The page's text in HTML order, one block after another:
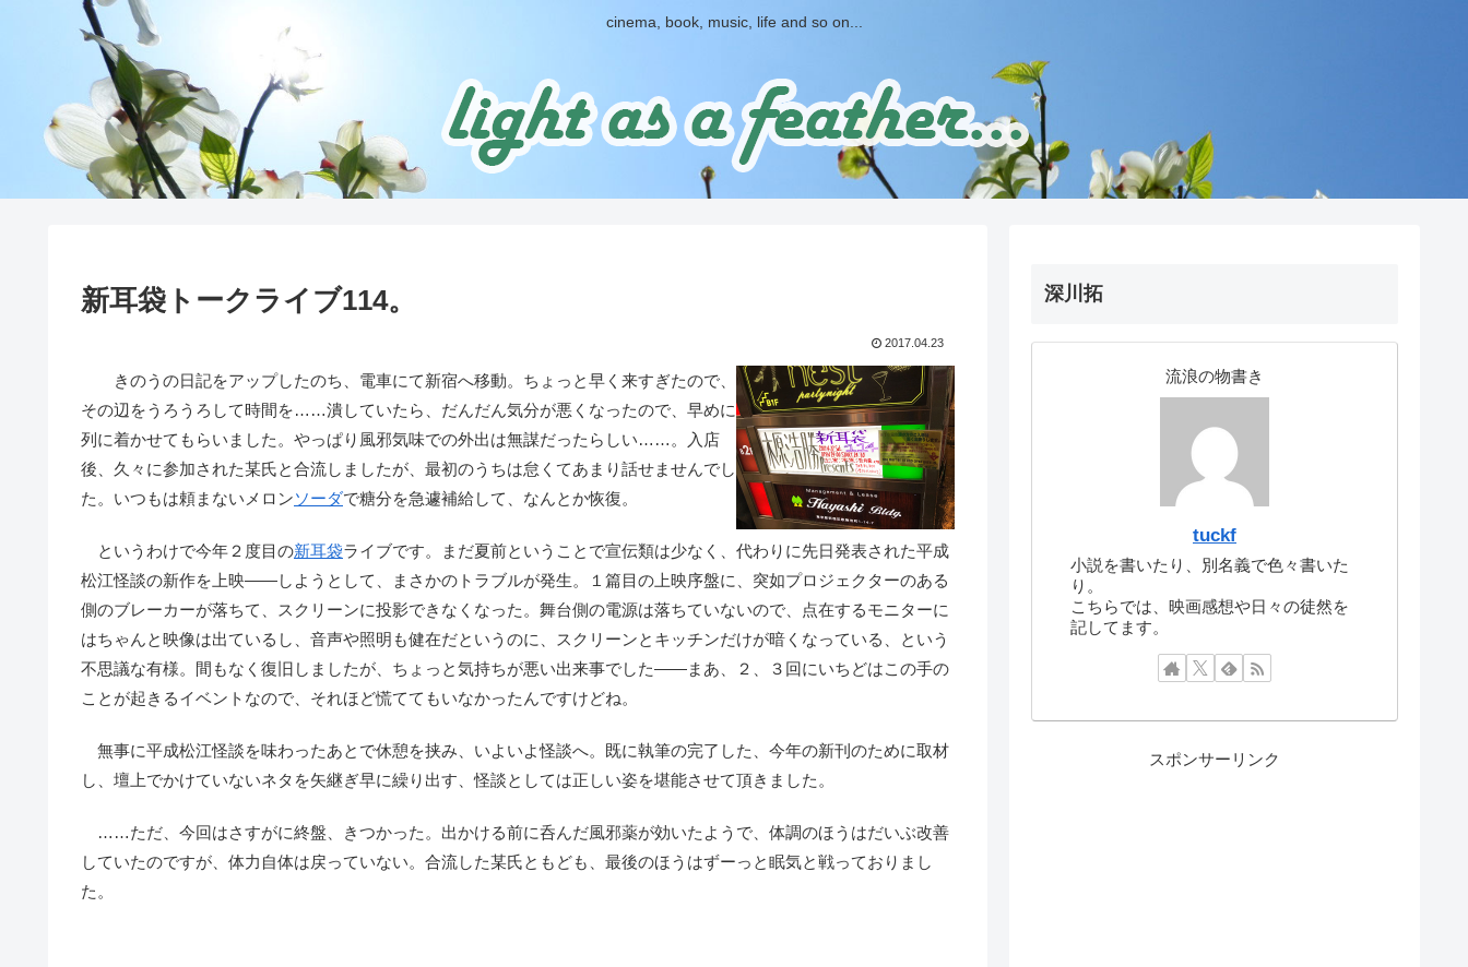
cinema, book, music, life and so on...
新耳袋トークライブ114。
2017.04.23
きのうの日記をアップしたのち、電車にて新宿へ移動。ちょっと早く来すぎたので、
その辺をうろうろして時間を……潰していたら、だんだん気分が悪くなったので、早めに
列に着かせてもらいました。やっぱり風邪気味での外出は無謀だったらしい……。入店
後、久々に参加された某氏と合流しましたが、最初のうちは怠くてあまり話せませんでし
た。いつもは頼まないメロンソーダで糖分を急遽補給して、なんとか恢復。
というわけで今年２度目の新耳袋ライブです。まだ夏前ということで宣伝類は少なく、代わりに先日発表された平成
松江怪談の新作を上映――しようとして、まさかのトラブルが発生。１篇目の上映序盤に、突如プロジェクターのある
側のブレーカーが落ちて、スクリーンに投影できなくなった。舞台側の電源は落ちていないので、点在するモニターに
はちゃんと映像は出ているし、音声や照明も健在だというのに、スクリーンとキッチンだけが暗くなっている、という
不思議な有様。間もなく復旧しましたが、ちょっと気持ちが悪い出来事でした――まあ、２、３回にいちどはこの手の
ことが起きるイベントなので、それほど慌ててもいなかったんですけどね。
無事に平成松江怪談を味わったあとで休憩を挟み、いよいよ怪談へ。既に執筆の完了した、今年の新刊のために取材
し、壇上でかけていないネタを矢継ぎ早に繰り出す、怪談としては正しい姿を堪能させて頂きました。
……ただ、今回はさすがに終盤、きつかった。出かける前に呑んだ風邪薬が効いたようで、体調のほうはだいぶ改善
していたのですが、体力自体は戻っていない。合流した某氏ともども、最後のほうはずーっと眠気と戦っておりまし
た。
深川拓
流浪の物書き
tuckf
小説を書いたり、別名義で色々書いた
り。
こちらでは、映画感想や日々の徒然を
記してます。
スポンサーリンク